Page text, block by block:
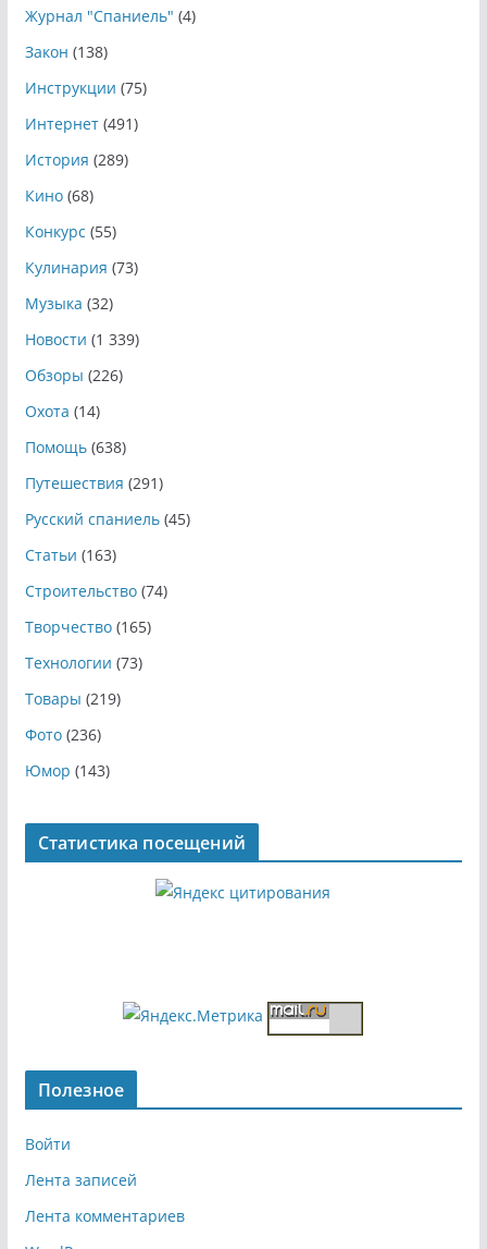
Журнал "Спаниель" (4)
Закон (138)
Инструкции (75)
Интернет(491)
История (289)
Кино(68)
Конкурс (55)
Кулинария (73)
Музыка (32)
Новости (1 339)
Обзоры (226)
Охота (14)
Помощь(638)
Путешествия (291)
Русский спаниель(45)
Статьи (163)
Строительство(74)
Творчество(165)
Технологии (73)
Товары (219)
Фото(236)
Юмор (143)
Статистика посещений
Полезное
Войти
Лента записей
Лента комментариев